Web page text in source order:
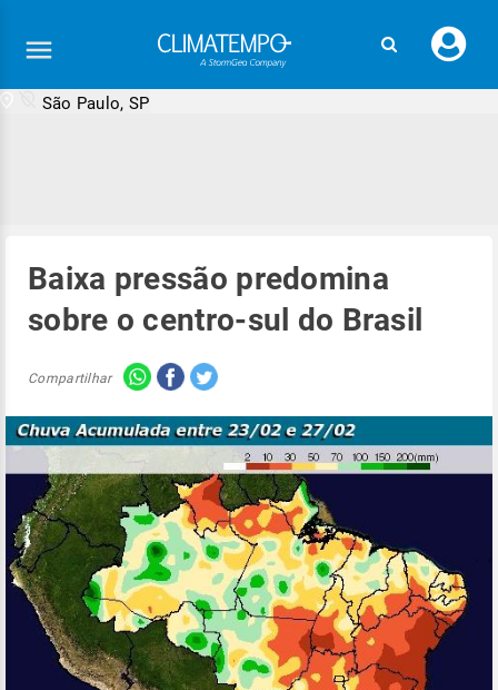
seu
São Paulo, SP
Baixa pressão predomina
sobre o centro-sul do Brasil
Compartilhar